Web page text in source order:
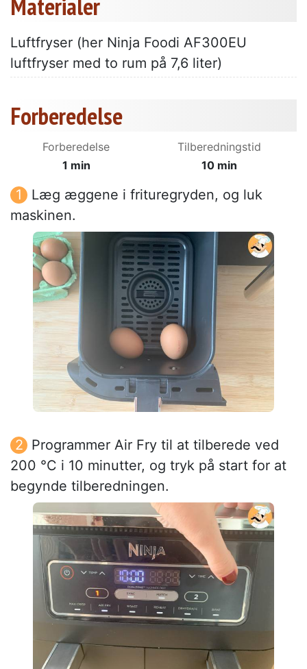
Materialer
Luftfryser (her Ninja Foodi AF300EU
luftfryser med to rum på 7,6 liter)
Forberedelse
Forberedelse
1 min
Tilberedningstid
10 min
Læg æggene i frituregryden, og luk
maskinen.
Programmer Air Fry til at tilberede ved
200 °C i 10 minutter, og tryk på start for at
begynde tilberedningen.